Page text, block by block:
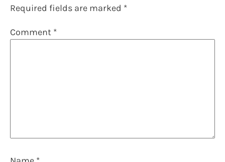
Required fields are marked *
Comment *